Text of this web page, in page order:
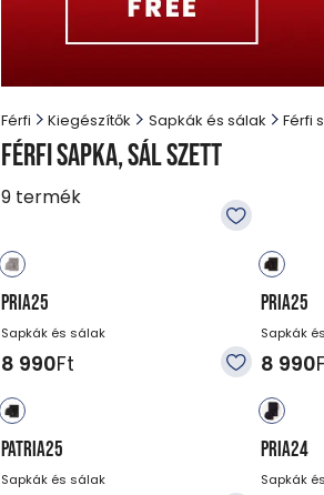
Férfi Kiegészítők Sapkák és sálak Férfi
Férfi sapka, sál szett
9 termék
PRIA25
Sapkák és sálak
8 990Ft
PRIA25
Sapkák
8 990
PATRIA25
Sapkák és sálak
PRIA24
Sapkák